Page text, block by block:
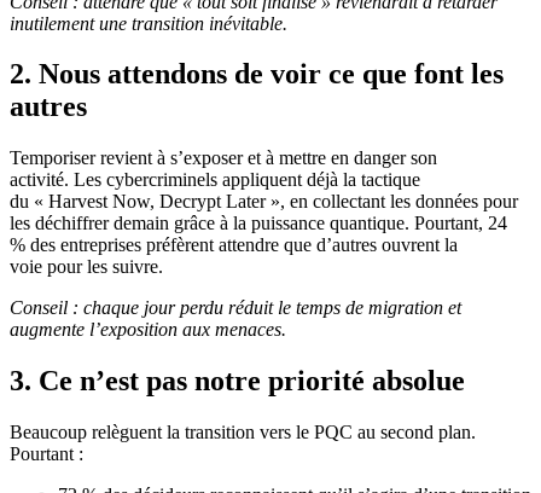
inutilement une transition inévitable.
2. Nous attendons de voir ce que font les
autres
Temporiser revient à s’exposer et à mettre en danger son
activité. Les cybercriminels appliquent déjà la tactique
du « Harvest Now, Decrypt Later », en collectant les données pour
les déchiffrer demain grâce à la puissance quantique. Pourtant, 24
% des entreprises préfèrent attendre que d’autres ouvrent la
voie pour les suivre.
Conseil : chaque jour perdu réduit le temps de migration et
augmente l’exposition aux menaces.
3. Ce n’est pas notre priorité absolue
Beaucoup relèguent la transition vers le PQC au second plan.
Pourtant :